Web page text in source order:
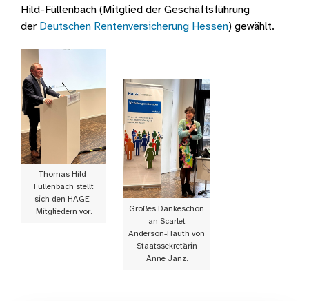
Hild-Füllenbach (Mitglied der Geschäftsführung
der Deutschen Rentenversicherung Hessen) gewählt.
Thomas Hild-
Füllenbach stellt
sich den HAGE-
Mitgliedern vor.
Großes Dankeschön
an Scarlet
Anderson-Hauth von
Staatssekretärin
Anne Janz.